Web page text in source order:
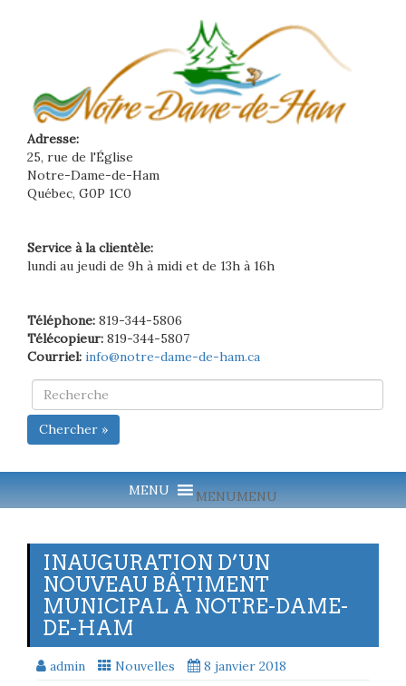
Adresse:
25, rue de l'Église
Notre-Dame-de-Ham
Québec, G0P 1C0
Service à la clientèle:
lundi au jeudi de 9h à midi et de 13h à 16h
Téléphone: 819-344-5806
Télécopieur: 819-344-5807
Courriel: info@notre-dame-de-ham.ca
Chercher »
MENUMENU
INAUGURATION D’UN
NOUVEAU BÂTIMENT
MUNICIPAL À NOTRE-DAME-
DE-HAM
admin Nouvelles 8 janvier 2018